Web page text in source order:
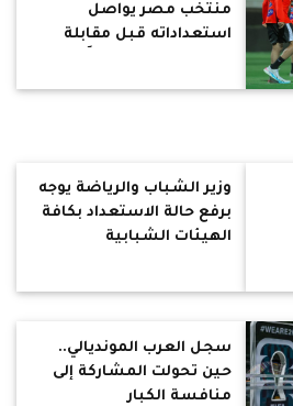
منتخب مصر يواصل
استعداداته قبل مقابلة
وزير الشباب والرياضة يوجه
برفع حالة الاستعداد بكافة
الهيئات الشبابية
سجل العرب المونديالي..
حين تحولت المشاركة إلى
منافسة الكبار